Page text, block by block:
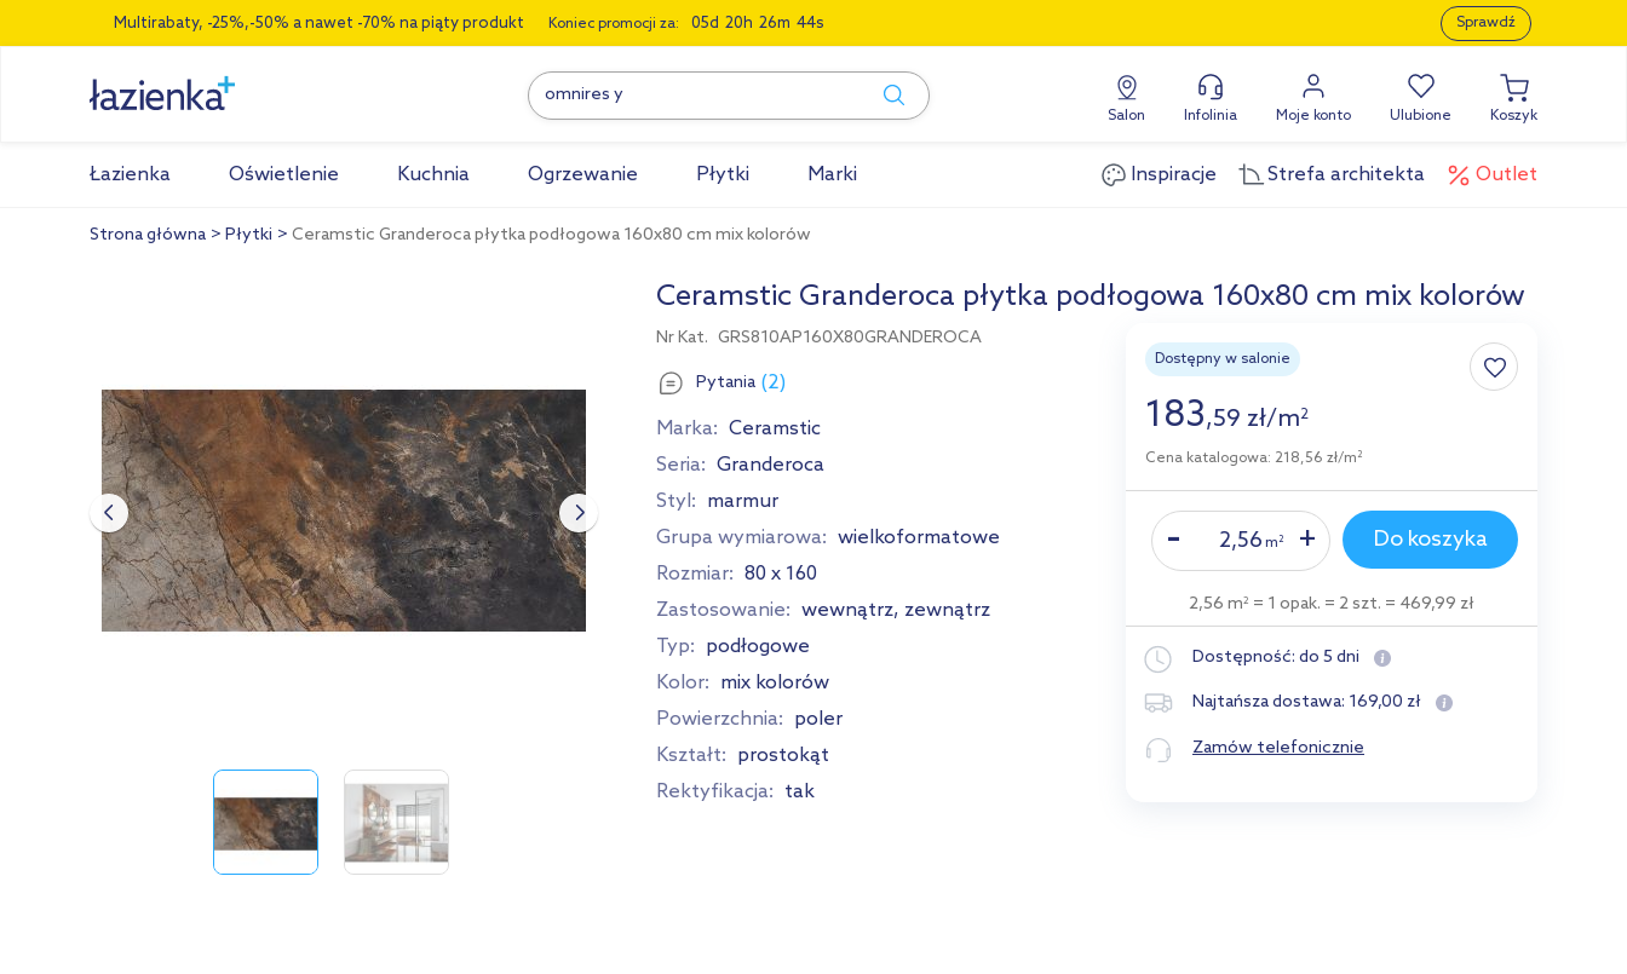
Multirabaty, -25%,-50% a nawet -70% na piąty produkt Koniec promocji za: 05 20 26 43 Sprawdź
Salon Infolinia Moje konto Ulubione Koszyk
Łazienka Oświetlenie Kuchnia Ogrzewanie Płytki Marki Inspiracje Strefa architekta Outlet
Strona główna Płytki Ceramstic Granderoca płytka podłogowa 160x80 cm mix kolorów
Ceramstic Granderoca płytka podłogowa 160x80 cm mix kolorów
Nr Kat. GRS810AP160X80GRANDEROCA
Pytania (2)
Marka: Ceramstic
Seria: Granderoca
Styl: marmur
Grupa wymiarowa: wielkoformatowe
Rozmiar: 80 x 160
Zastosowanie: wewnątrz, zewnątrz
Typ: podłogowe
Kolor: mix kolorów
Powierzchnia: poler
Kształt: prostokąt
Rektyfikacja: tak
Dostępny w salonie
183,59 zł/m2
Cena katalogowa: 218,56 zł/m 2
m2
2,56 m2 = 1 opak. = 2 szt. = 469,99 zł
Do koszyka
Dostępność: do 5 dni
Najtańsza dostawa: 169,00 zł
Zamów telefonicznie